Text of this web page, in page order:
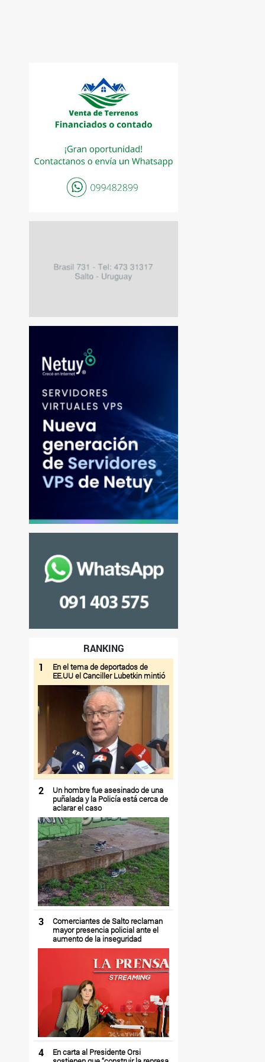
RANKING
1
En el tema de deportados de
EE.UU el Canciller Lubetkin mintió
2
Un hombre fue asesinado de una
puñalada y la Policía está cerca de
aclarar el caso
3
Comerciantes de Salto reclaman
mayor presencia policial ante el
aumento de la inseguridad
4
En carta al Presidente Orsi